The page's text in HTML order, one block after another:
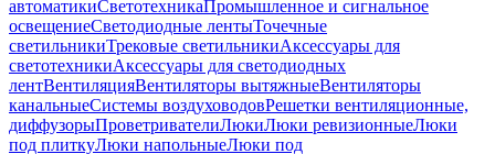
автоматикиСветотехникаПромышленное и сигнальное
освещениеСветодиодные лентыТочечные
светильникиТрековые светильникиАксессуары для
светотехникиАксессуары для светодиодных
лентВентиляцияВентиляторы вытяжныеВентиляторы
канальныеСистемы воздуховодовРешетки вентиляционные,
диффузорыПроветривателиЛюкиЛюки ревизионныеЛюки
под плиткуЛюки напольныеЛюки под